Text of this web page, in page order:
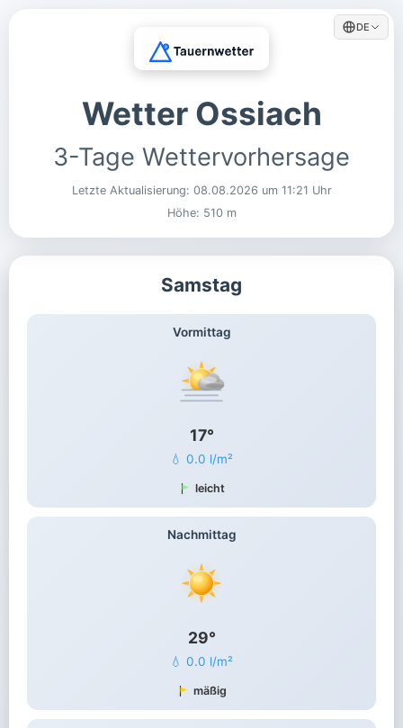
DE
Wetter Ossiach
3-Tage Wettervorhersage
Letzte Aktualisierung: 08.08.2026 um 11:21 Uhr
Höhe: 510 m
Samstag
Vormittag
17°
💧 0.0 l/m²
leicht
Nachmittag
29°
💧 0.0 l/m²
mäßig